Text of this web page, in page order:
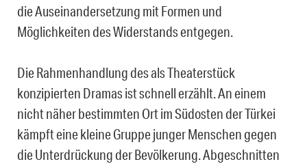
die Auseinandersetzung mit Formen und
Möglichkeiten des Widerstands entgegen.
Die Rahmenhandlung des als Theaterstück
konzipierten Dramas ist schnell erzählt. An einem
nicht näher bestimmten Ort im Südosten der Türkei
kämpft eine kleine Gruppe junger Menschen gegen
die Unterdrückung der Bevölkerung. Abgeschnitten